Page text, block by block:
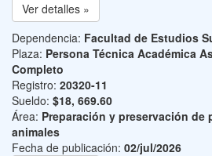
Ver detalles »
Dependencia: Facultad de Estudios
Plaza: Persona Técnica Académica
Completo
Registro: 20320-11
Sueldo: $18, 669.60
Área: Preparación y preservación de
animales
Fecha de publicación: 02/jul/2026